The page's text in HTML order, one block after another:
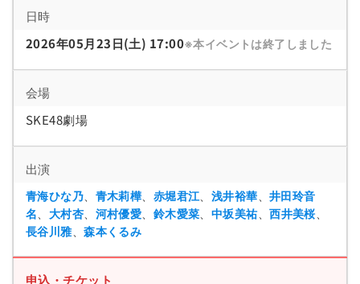
日時
2026年05月23日(土) 17:00※本イベントは終了しました
会場
SKE48劇場
出演
青海ひな乃
青木莉樺、 赤堀君江 浅井裕華 、井田玲音
名
大村杏 河村優愛 鈴木愛菜 中坂美祐、西井美桜、
長谷川雅、森本くるみ
申込・チケット